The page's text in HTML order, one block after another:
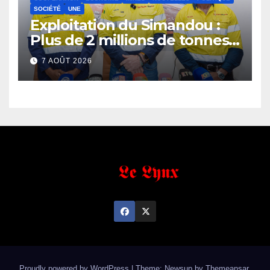
SOCIÉTÉ
UNE
Exploitation du Simandou :
Plus de 2 millions de tonnes
de fer exportées
7 AOÛT 2026